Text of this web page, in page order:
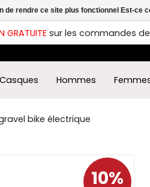
GRATUITEsur les commandes
Casques Hommes
bike électrique
10%
de rendre ce site plus fonctionnel Est-ce